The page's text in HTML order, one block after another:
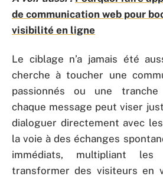
de communication web pour
visibilité en ligne
Le ciblage n’a jamais été
cherche à toucher une
passionnés ou une tranche
chaque message peut viser
dialoguer directement avec
la voie à des échanges
immédiats, multipliant les
transformer des visiteurs en